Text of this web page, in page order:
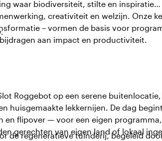
waar biodiversiteit, stilte en inspiratie
creativiteit en welzijn. Onze
– vormen de basis voor
aan impact en productiviteit.
Roggebot op een serene buitenlocatie,
huisgemaakte lekkernijen. De dag
flipover — voor een eigen
gerechten van eigen land of lokaal
de regeneratieve tuinderij, begeleid